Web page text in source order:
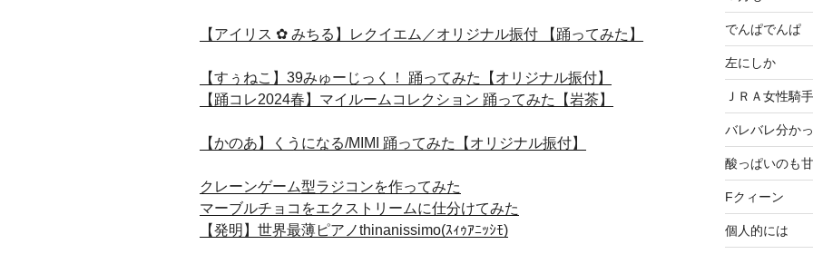
【アイリス ✿ みちる】レクイエム／オリジナル振付 【踊ってみた】
【すぅねこ】39みゅーじっく！ 踊ってみた【オリジナル振付】
【踊コレ2024春】マイルームコレクション 踊ってみた【岩茶】
【かのあ】くうになる/MIMI 踊ってみた【オリジナル振付】
クレーンゲーム型ラジコンを作ってみた
マーブルチョコをエクストリームに仕分けてみた
【発明】世界最薄ピアノthinanissimo(ｽｨｩｱﾆｯｼﾓ)
でんぱでんぱ
左にしか
ＪＲＡ女性騎
バレバレ分か
酸っぱいのも
Fクィーン
個人的には